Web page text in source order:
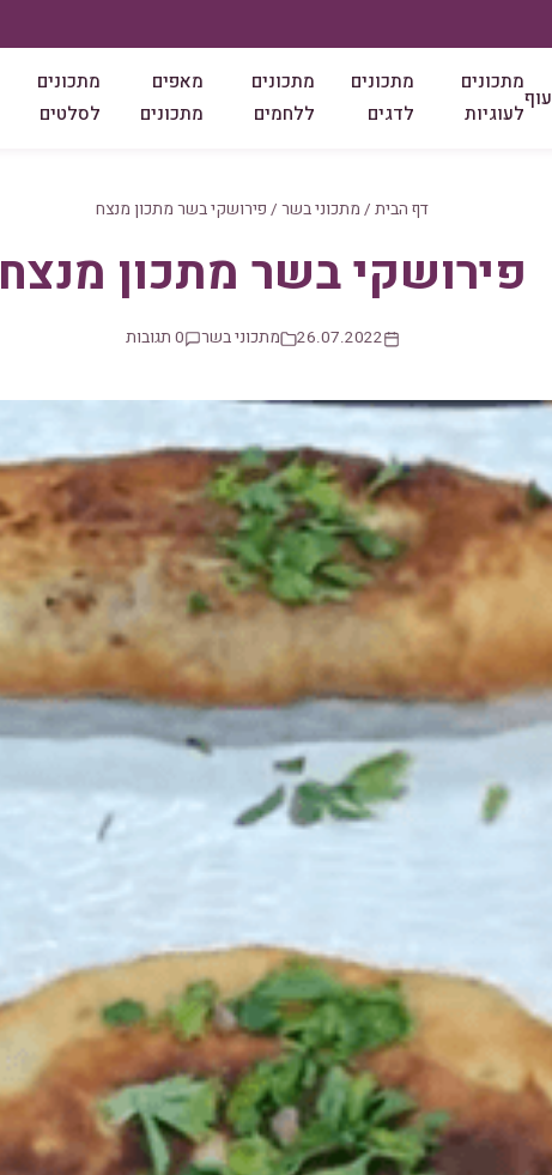
עוף
מתכונים
לעוגיות
מתכונים
לדגים
מתכונים
ללחמים
מאפים
מתכונים
מתכונים
לסלטים
דף הבית / מתכוני בשר / פירושקי בשר מתכון מנצח
פירושקי בשר מתכון מנצח
26.07.2022 מתכוני בשר 0 תגובות